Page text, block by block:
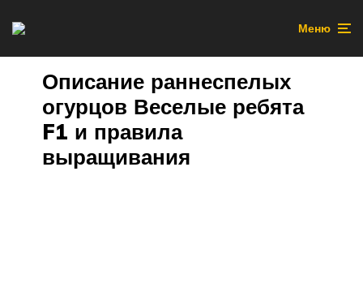
Меню
Описание раннеспелых
огурцов Веселые ребята
F1 и правила
выращивания